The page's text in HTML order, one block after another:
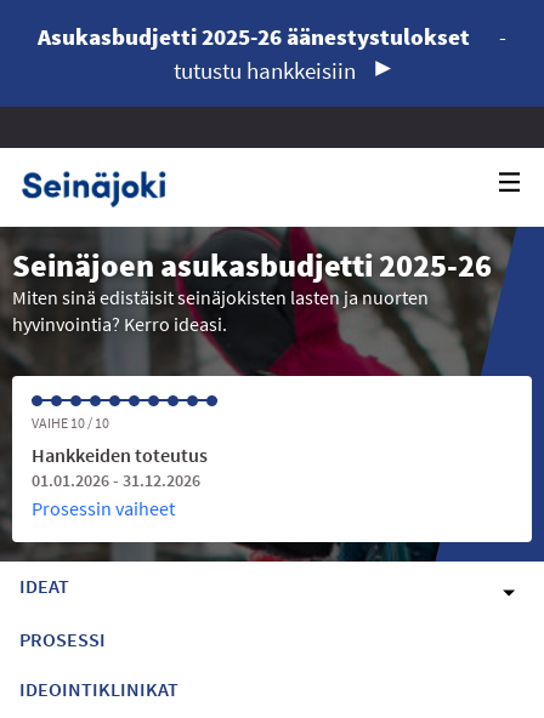
Asukasbudjetti 2025-26 äänestystulokset
-
tutustu hankkeisiin
Seinäjoen asukasbudjetti 2025-26
Miten sinä edistäisit seinäjokisten lasten ja nuorten
hyvinvointia? Kerro ideasi.
VAIHE 10 / 10
Hankkeiden toteutus
01.01.2026 - 31.12.2026
Prosessin vaiheet
IDEAT
PROSESSI
IDEOINTIKLINIKAT